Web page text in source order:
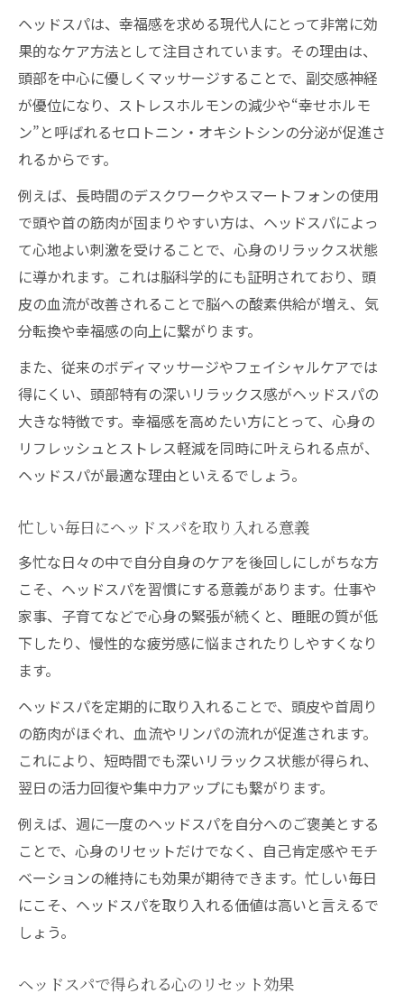
ヘッドスパは、幸福感を求める現代人にとって非常に効
果的なケア方法として注目されています。その理由は、
頭部を中心に優しくマッサージすることで、副交感神経
が優位になり、ストレスホルモンの減少や“幸せホルモ
ン”と呼ばれるセロトニン・オキシトシンの分泌が促進さ
れるからです。
例えば、長時間のデスクワークやスマートフォンの使用
で頭や首の筋肉が固まりやすい方は、ヘッドスパによっ
て心地よい刺激を受けることで、心身のリラックス状態
に導かれます。これは脳科学的にも証明されており、頭
皮の血流が改善されることで脳への酸素供給が増え、気
分転換や幸福感の向上に繋がります。
また、従来のボディマッサージやフェイシャルケアでは
得にくい、頭部特有の深いリラックス感がヘッドスパの
大きな特徴です。幸福感を高めたい方にとって、心身の
リフレッシュとストレス軽減を同時に叶えられる点が、
ヘッドスパが最適な理由といえるでしょう。
忙しい毎日にヘッドスパを取り入れる意義
多忙な日々の中で自分自身のケアを後回しにしがちな方
こそ、ヘッドスパを習慣にする意義があります。仕事や
家事、子育てなどで心身の緊張が続くと、睡眠の質が低
下したり、慢性的な疲労感に悩まされたりしやすくなり
ます。
ヘッドスパを定期的に取り入れることで、頭皮や首周り
の筋肉がほぐれ、血流やリンパの流れが促進されます。
これにより、短時間でも深いリラックス状態が得られ、
翌日の活力回復や集中力アップにも繋がります。
例えば、週に一度のヘッドスパを自分へのご褒美とする
ことで、心身のリセットだけでなく、自己肯定感やモチ
ベーションの維持にも効果が期待できます。忙しい毎日
にこそ、ヘッドスパを取り入れる価値は高いと言えるで
しょう。
ヘッドスパで得られる心のリセット効果